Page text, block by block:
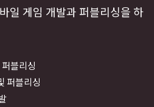
일 게임 개발과 퍼블리싱을 하
블리싱
퍼블리싱